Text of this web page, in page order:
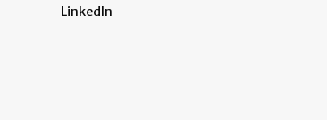
LinkedIn